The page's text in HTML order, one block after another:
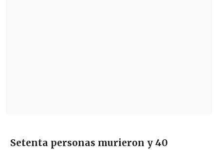
Setenta personas murieron y 40